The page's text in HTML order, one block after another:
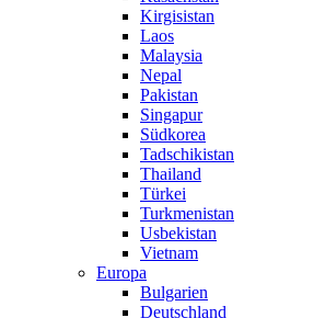
Kirgisistan
Laos
Malaysia
Nepal
Pakistan
Singapur
Südkorea
Tadschikistan
Thailand
Türkei
Turkmenistan
Usbekistan
Vietnam
Europa
Bulgarien
Deutschland